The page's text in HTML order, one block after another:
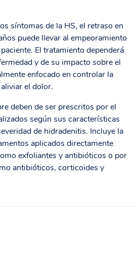
síntomas de la HS, el retraso en
puede llevar al empeoramiento
El tratamiento dependerá
y de su impacto sobre el
enfocado en controlar la
el dolor.
deben de ser prescritos por el
según sus características
de hidradenitis. Incluye la
aplicados directamente
exfoliantes y antibióticos o por
antibióticos, corticoides y